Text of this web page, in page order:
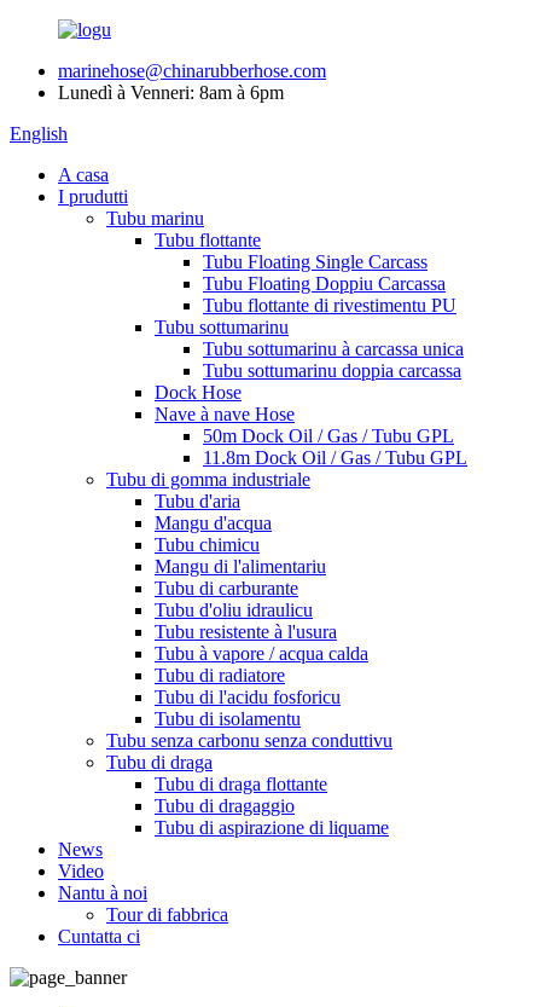
marinehose@chinarubberhose.com
Lunedì à Venneri: 8am à 6pm
English
A casa
I prudutti
Tubu marinu
Tubu flottante
Tubu Floating Single Carcass
Tubu Floating Doppiu Carcassa
Tubu flottante di rivestimentu PU
Tubu sottumarinu
Tubu sottumarinu à carcassa unica
Tubu sottumarinu doppia carcassa
Dock Hose
Nave à nave Hose
50m Dock Oil / Gas / Tubu GPL
11.8m Dock Oil / Gas / Tubu GPL
Tubu di gomma industriale
Tubu d'aria
Mangu d'acqua
Tubu chimicu
Mangu di l'alimentariu
Tubu di carburante
Tubu d'oliu idraulicu
Tubu resistente à l'usura
Tubu à vapore / acqua calda
Tubu di radiatore
Tubu di l'acidu fosforicu
Tubu di isolamentu
Tubu senza carbonu senza conduttivu
Tubu di draga
Tubu di draga flottante
Tubu di dragaggio
Tubu di aspirazione di liquame
News
Video
Nantu à noi
Tour di fabbrica
Cuntatta ci